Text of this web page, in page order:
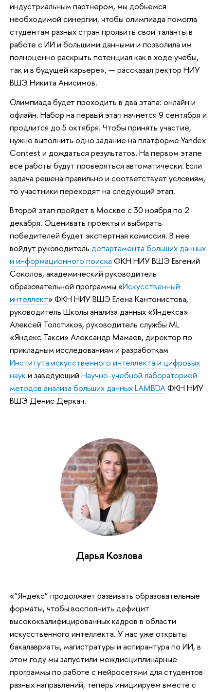
индустриальным партнером, мы добьемся
необходимой синергии, чтобы олимпиада помогла
студентам разных стран проявить свои таланты в
работе с ИИ и большими данными и позволила им
полноценно раскрыть потенциал как в ходе учебы,
так и в будущей карьере», — рассказал ректор НИУ
ВШЭ Никита Анисимов.
Олимпиада будет проходить в два этапа: онлайн и
офлайн. Набор на первый этап начнется 9 сентября и
продлится до 5 октября. Чтобы принять участие,
нужно выполнить одно задание на платформе Yandex
Contest и дождаться результатов. На первом этапе
все работы будут проверяться автоматически. Если
задача решена правильно и соответствует условиям,
то участники переходят на следующий этап.
Второй этап пройдет в Москве с 30 ноября по 2
декабря. Оценивать проекты и выбирать
победителей будет экспертная комиссия. В нее
войдут руководитель департамента больших данных
и информационного поиска ФКН НИУ ВШЭ Евгений
Соколов, академический руководитель
образовательной программы «Искусственный
интеллект» ФКН НИУ ВШЭ Елена Кантонистова,
руководитель Школы анализа данных «Яндекса»
Алексей Толстиков, руководитель службы ML
«Яндекс Такси» Александр Мамаев, директор по
прикладным исследованиям и разработкам
Института искусственного интеллекта и цифровых
науки заведующий Научно-учебной лабораторией
методов анализа больших данных LAMBDAФКН НИУ
ВШЭ Денис Деркач.
Дарья Козлова
«“Яндекс” продолжает развивать образовательные
форматы, чтобы восполнить дефицит
высококвалифицированных кадров в области
искусственного интеллекта. У нас уже открыты
бакалавриаты, магистратуры и аспирантура по ИИ, в
этом году мы запустили междисциплинарные
программы по работе с нейросетями для студентов
разных направлений, теперь инициируем вместе с